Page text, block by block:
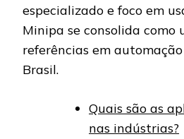
especializado e foco em
Minipa se consolida como
referências em
Brasil.
Quais são as
nas indústrias?